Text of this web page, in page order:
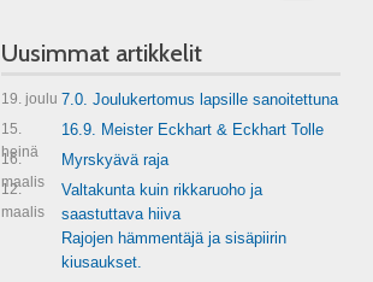
Uusimmat artikkelit
19. joulu 7.0. Joulukertomus lapsille sanoitettuna
15.
heinä
16.9. Meister Eckhart & Eckhart Tolle
16.
maalis
Myrskyävä raja
12.
maalis
Valtakunta kuin rikkaruoho ja
saastuttava hiiva
Rajojen hämmentäjä ja sisäpiirin
kiusaukset.